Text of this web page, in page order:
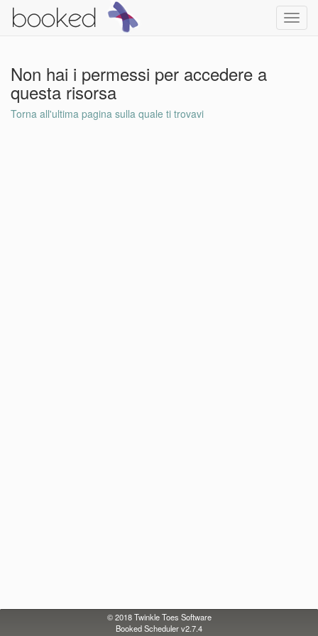
Non hai i permessi per accedere a
questa risorsa
Torna all'ultima pagina sulla quale ti trovavi
© 2018Twinkle Toes Software
Booked Scheduler v2.7.4